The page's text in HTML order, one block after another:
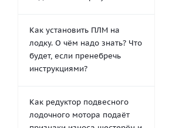
Как установить ПЛМ на
лодку. О чём надо знать? Что
будет, если пренебречь
инструкциями?
Как редуктор подвесного
лодочного мотора подаёт